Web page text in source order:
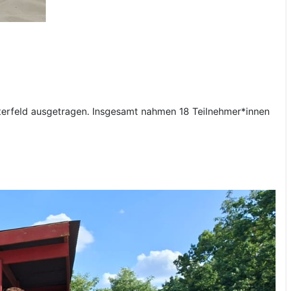
ausgetragen. Insgesamt nahmen 18 Teilnehmer*innen